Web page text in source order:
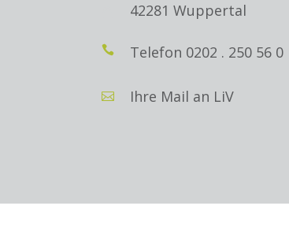
42281 Wuppertal
Telefon 0202 . 250 56 0
Ihre Mail an LiV